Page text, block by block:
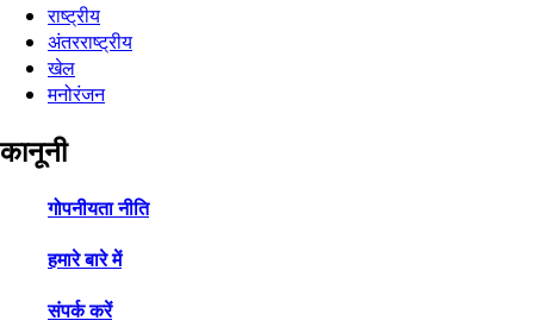
राष्ट्रीय
अंतरराष्ट्रीय
खेल
मनोरंजन
कानूनी
गोपनीयता नीति
हमारे बारे में
संपर्क करें